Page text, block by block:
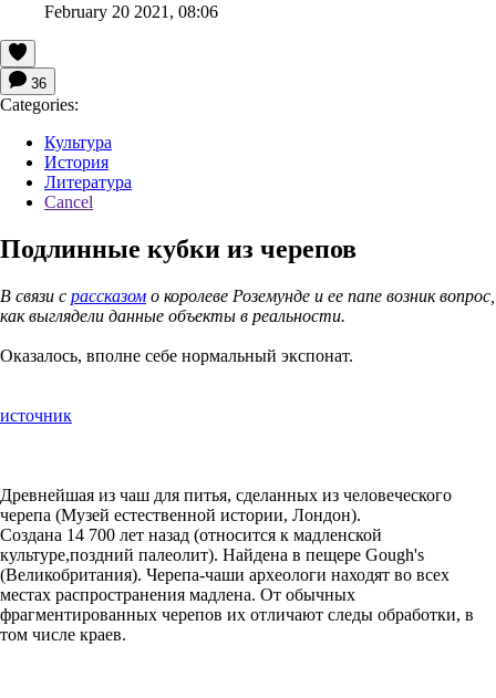
February 20 2021, 08:06
36
Categories:
Культура
История
Литература
Cancel
Подлинные кубки из черепов
В связи с рассказом o королеве Роземунде и ее папе возник вопрос,
как выглядели данные объекты в реальности.
Оказалось, вполне себе нормальный экспонат.
источник
Древнейшая из чаш для питья, сделанных из человеческого
черепа (Музей естественной истории, Лондон).
Создана 14 700 лет назад (относится к мадленской
культуре,поздний палеолит). Найдена в пещере Gough's
(Великобритания). Черепа-чаши археологи находят во всех
местах распространения мадлена. От обычных
фрагментированных черепов их отличают следы обработки, в
том числе краев.